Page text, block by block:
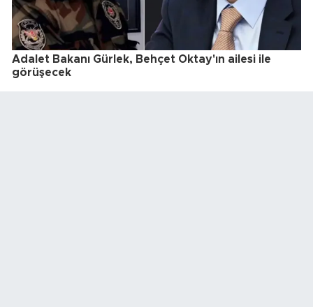
Adalet Bakanı Gürlek, Behçet Oktay'ın ailesi ile
görüşecek